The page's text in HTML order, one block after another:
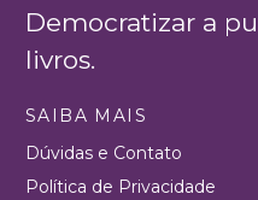
Democratizar a
livros.
SAIBA MAIS
Dúvidas e Contato
Política de Privacidade